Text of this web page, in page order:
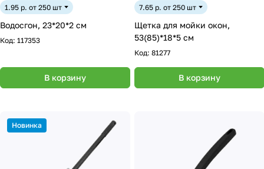
1.95 р. от 250 шт
Водосгон, 23*20*2 см
Код: 117353
В корзину
7.65 р. от 250 шт
Щетка для мойки окон,
53(85)*18*5 см
Код: 81277
В корзину
Новинка